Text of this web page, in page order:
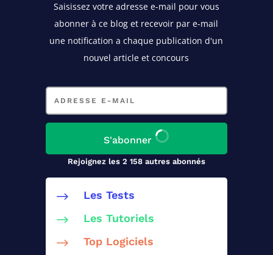
Saisissez votre adresse e-mail pour vous
abonner à ce blog et recevoir par e-mail
une notification a chaque publication d'un
nouvel article et concours
Adresse
mail
S'abonner
Rejoignez les 2 158 autres abonnés
$ Les Tests
$ Les Tutoriels
$ Top Logiciels